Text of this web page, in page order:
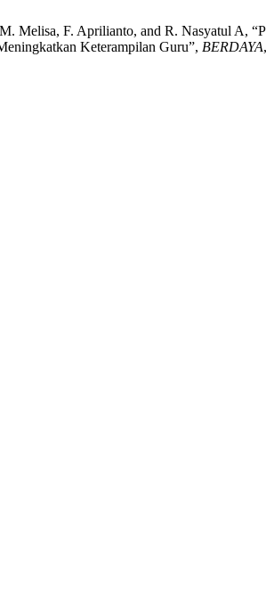
Melisa, F. Aprilianto, and R. Nasyatul A,
Keterampilan Guru”, BERDAYA